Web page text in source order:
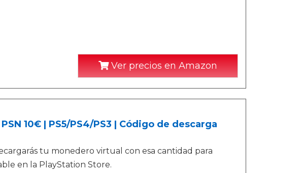
Ver precios en Amazon
10€ | PS5/PS4/PS3 | Código de descarga
tu monedero virtual con esa cantidad para
en la PlayStation Store.